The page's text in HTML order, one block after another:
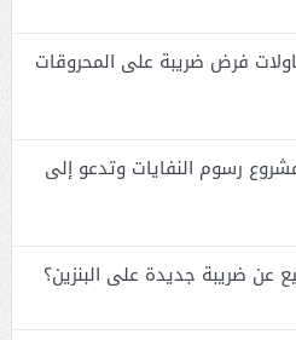
فرض ضريبة على المحروقات
رسوم النفايات وتدعو إلى
عن ضريبة جديدة على البنزين؟